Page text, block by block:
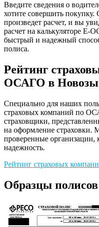
Введите сведения о
хотите совершить покупку.
произведет расчет, и вы
расчет на калькуляторе
быстрый и надежный
полиса.
Рейтинг
ОСАГО в
Специально для наших
страховых компаний по
страховщики,
на оформление страховки.
проверенные организации,
надежность.
Рейтинг страховых
Образцы полисов